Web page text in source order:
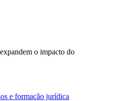
o impacto do
e formação jurídica